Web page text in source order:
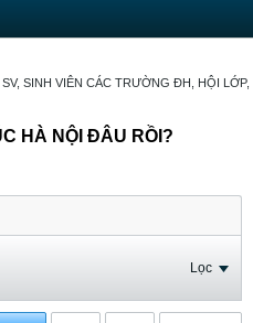
SINH VIÊN CÁC TRƯỜNG ĐH, HỘI LỚP,
HÀ NỘI ĐÂU RỒI?
Lọc